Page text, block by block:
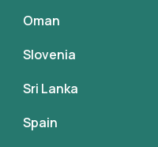
Oman
Slovenia
Sri Lanka
Spain